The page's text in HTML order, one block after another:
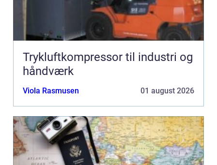
Trykluftkompressor til industri og
håndværk
Viola Rasmusen 01 august 2026